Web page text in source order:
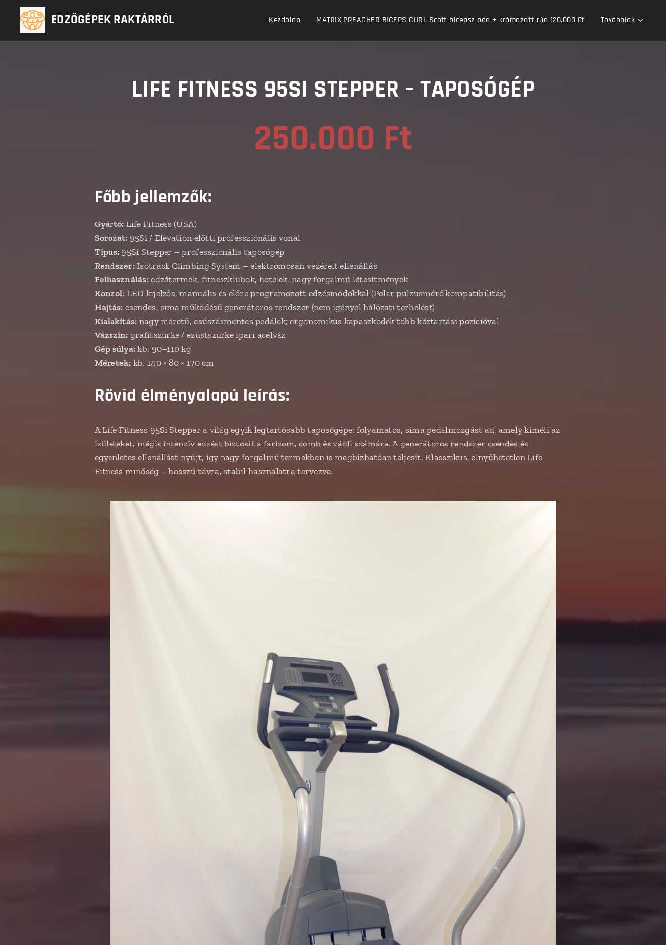
EDZŐGÉPEK RAKTÁRRÓL Kezdőlap MATRIX PREACHER BICEPS CURL Scott bicepsz pad + krómozott rúd 120.000 Ft Továbbiak
LIFE FITNESS 95SI STEPPER – TAPOSÓGÉP
250.000 Ft
Főbb jellemzők:
Gyártó: Life Fitness (USA)
Sorozat: 95Si / Elevation előtti professzionális vonal
Típus: 95Si Stepper – professzionális taposógép
Rendszer:Isotrack Climbing System – elektromosan vezérelt ellenállás
Felhasználás:edzőtermek, fitneszklubok, hotelek, nagy forgalmú létesítmények
Konzol: LED kijelzős, manuális és előre programozott edzésmódokkal (Polar pulzusmérő kompatibilitás)
Hajtás: csendes, sima működésű generátoros rendszer (nem igényel hálózati terhelést)
Kialakítás: nagy méretű, csúszásmentes pedálok; ergonomikus kapaszkodók több kéztartási pozícióval
Vázszín: grafitszürke / ezüstszürke ipari acélváz
Gép súlya:kb. 90–110 kg
Méretek: kb. 140 × 80 × 170 cm
Rövid élményalapú leírás:
A Life Fitness 95Si Stepper a világ egyik legtartósabb taposógépe: folyamatos, sima pedálmozgást ad, amely kíméli az
ízületeket, mégis intenzív edzést biztosít a farizom, comb és vádli számára. A generátoros rendszer csendes és
egyenletes ellenállást nyújt, így nagy forgalmú termekben is megbízhatóan teljesít. Klasszikus, elnyűhetetlen Life
Fitness minőség – hosszú távra, stabil használatra tervezve.